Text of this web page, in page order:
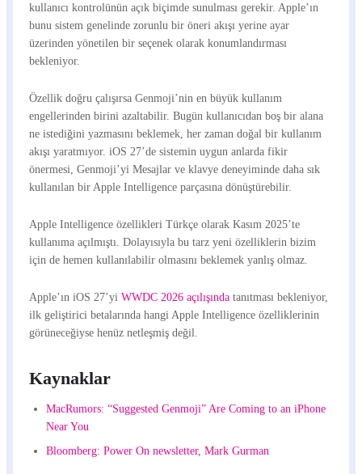
kullanıcı kontrolünün açık biçimde sunulması gerekir. Apple’ın
bunu sistem genelinde zorunlu bir öneri akışı yerine ayar
üzerinden yönetilen bir seçenek olarak konumlandırması
bekleniyor.
Özellik doğru çalışırsa Genmoji’nin en büyük kullanım
engellerinden birini azaltabilir. Bugün kullanıcıdan boş bir alana
ne istediğini yazmasını beklemek, her zaman doğal bir kullanım
akışı yaratmıyor. iOS 27’de sistemin uygun anlarda fikir
önermesi, Genmoji’yi Mesajlar ve klavye deneyiminde daha sık
kullanılan bir Apple Intelligence parçasına dönüştürebilir.
Apple Intelligence özellikleri Türkçe olarak Kasım 2025’te
kullanıma açılmıştı. Dolayısıyla bu tarz yeni özelliklerin bizim
için de hemen kullanılabilir olmasını beklemek yanlış olmaz.
Apple’ın iOS 27’yi WWDC 2026 açılışında tanıtması bekleniyor,
ilk geliştirici betalarında hangi Apple Intelligence özelliklerinin
görüneceğiyse henüz netleşmiş değil.
Kaynaklar
MacRumors: “Suggested Genmoji” Are Coming to an iPhone
Near You
Bloomberg: Power On newsletter, Mark Gurman